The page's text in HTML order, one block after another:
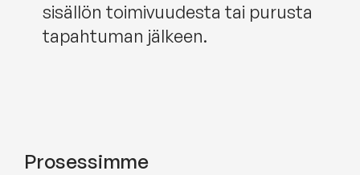
sisällön toimivuudesta tai purusta
tapahtuman jälkeen.
Prosessimme